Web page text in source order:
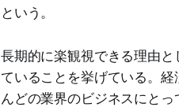
という。
長期的に楽観視できる理由
ていることを挙げている。
んどの業界のビジネスにと